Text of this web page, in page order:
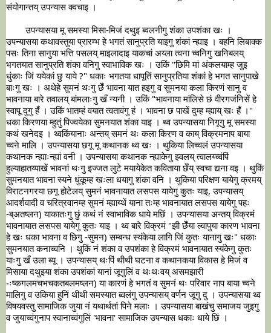
	उपन्यासया मू समस्या मिसा-मिजं दथुइ ब्वलनीगु शंका उपशंका खः ।
उपन्यासया कथावस्तुया प्रारम्भ हे भगतं सानुप्रति याइगु शंकां न्ह्याइ । बहनि लिबाक्क
पसः तिना सानुया भत्ति पसलय् माइलादाइ याकचां अय्ला त्वना च्वनिगु खनिबलय्
भगतयात सानुप्रति शंका वनिगु स्वाभाविक खः । उकिं "छिमि मां अंकलयाम्ह जुइ
धुंकाः जिं ययेकां छु याये ?" धकाः भगतया धापूतिं सानुप्रतिया शंकां हे भगत सानुपाखे
बाःगु खः । अथेहे सुमनं थःगु छेँ भावना यात हइगु व सुमनया कला किरणं सानु व
भावनाया बारे तवालय् बांमलाःगु खँ न्यनी । उकिं "भावनाया मांलिसे छं वीरगजंनिसें हे
स्वापू दुगु हँ । उकिं भातम्हं वयात त्वतावंगु हं । भावना छ पाखें दुम्ह म्ह्याय् खः हँ ।"
धका किरणया म्हुतुं पिज्वयेका सुमनयात शंका याइ । थ्व उपन्यासया निगूगु मू समस्या
कथं खनेदइ । थ्वकिंयानाः अन्तय् समनं थः कला किरण व काय् विक्रमनाप बाया
च्वने मालि । उपन्यासया छगू मू कथानक थ्व खः । थुकिया लिच्वलं उपन्यासया
कथानक न्ह्याःन्ह्यां वनी । उपन्यासया कथानक न्ह्याकेगु झ्वलय् त्वालय्च्वंपिं
हुल्याहातय्पाखें भावनां थःगु इज्जत लुटे मयायेकेत कविताया छेँय् स्वचा द्यना वइ । थुकिं
सुमनयात भावना स्यने धुंकूम्ह खःला धयागु शंका वनि । थुकिया परिक्षण यायेगु क्रमय्
विराटनगरया छगू होटेलय् सुमनं भावनायात लसपस यायेगु कुतः याइ, उपन्यासय्
आदर्शवादी व चरित्रवानम्ह सुमनं म्ह्याय्थें याना तःम्ह भावनायात लसपस यायेगु पहः
-ब्अतष्लन) याकातःगु छुं कथं नं स्वाभाविक धाये मछिं । उपन्यासया अन्तय् विक्रमं
भावनायात लसपस यायेगु कुतः याइ । थ्व बारे विक्रमं "झी छेँया ल्वापुया कारण भावना
हे खः धका भावना व छिगु -सुमन) सम्बन्ध स्यंकेया लागि जिं कुतः यानागु खः" धकाः
सुमनयात कनाच्वनि । थुकिं नं शंका व उपशंका हे विक्रमं भावनायात स्यंकेगु कुतः
याःगु खँ उला ब्यू । उपन्यासय् थःपिं थीथी घटना व कथानकया विकास हे मिजं व
मिसाया दथुइया शंका उपशंकां यानां जूगुलिं व थःथःवय् असमझारी
-ःष्कगलमचभचकतबलमष्लन) या कारणं हे भगतं व सुमनं थः परिवार नाप बाया च्वने
मालिगु व उकिया हुनिं थीथी समस्यात ब्वलंगु उपन्यासय् वर्णन जूगु दु । उपन्यासया थ्व
विषयवस्तु सामाजिक जुया नं यथार्थतां पिने मलाः । उपन्यासया बाखंचु समाजय जुइगु